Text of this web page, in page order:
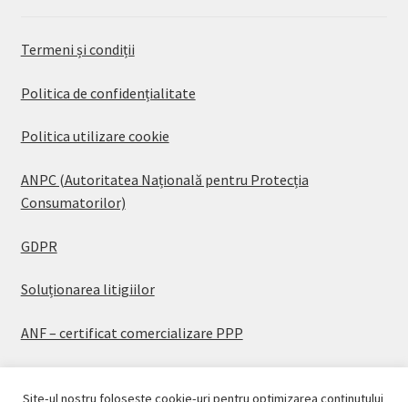
Termeni și condiții
Politica de confidențialitate
Politica utilizare cookie
ANPC (Autoritatea Națională pentru Protecția
Consumatorilor)
GDPR
Soluționarea litigiilor
ANF – certificat comercializare PPP
Site-ul nostru folosește cookie-uri pentru optimizarea conținutului